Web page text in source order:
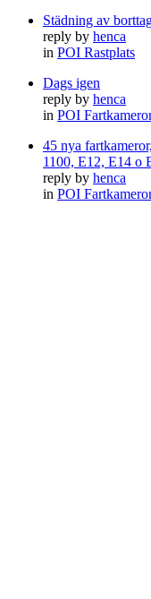
Städning av
reply by henca
in POI Rastplats
Dags igen
reply by henca
in POI
45 nya
1100, E12, E14 o
reply by henca
in POI